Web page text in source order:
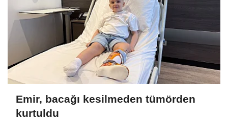
Emir, bacağı kesilmeden tümörden
kurtuldu